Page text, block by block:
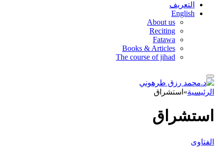
التعريف
English
About us
Reciting
Fatawa
Books & Articles
The course of jihad
الرئيسية» استشراق
استشراق
الفتاوى